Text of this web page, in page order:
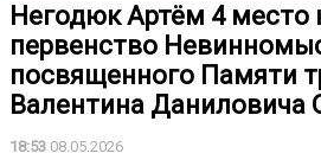
Негодюк Артём 4 место
первенство
посвященного Памяти
Валентина Даниловича
18:53 08.05.2026